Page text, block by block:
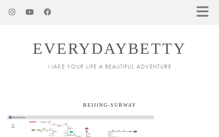
EVERYDAYBETTY
MAKE YOUR LIFE A BEAUTIFUL ADVENTURE
BEIJING-SUBWAY